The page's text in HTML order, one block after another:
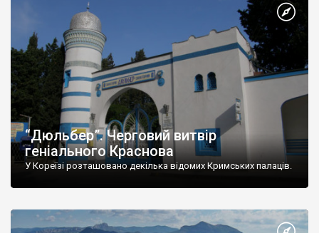
“Дюльбер”. Черговий витвір
геніального Краснова
У Кореїзі розташовано декілька відомих Кримських палаців.